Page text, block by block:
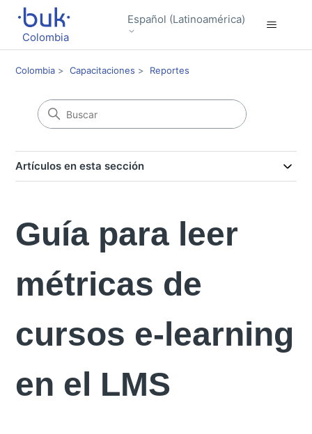
Colombia
Español (Latinoamérica)
Colombia Capacitaciones Reportes
Artículos en esta sección
Guía para leer
métricas de
cursos e-learning
en el LMS